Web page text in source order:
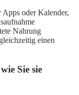
Apps oder Kalender,
Nahrung
einen
Sie sie